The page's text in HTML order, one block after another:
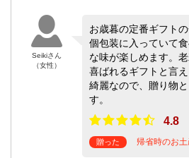
Seikiさん
（女性）
お歳暮の定番ギフト
個包装に入っていて
な味が楽しめます。
喜ばれるギフトと言
綺麗なので、贈り物
す。
4.8
贈った 帰省時のお土